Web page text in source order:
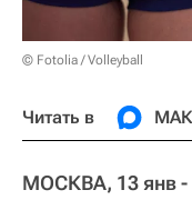
© Fotolia / Volleyball
Читать в
МОСКВА, 13 янв